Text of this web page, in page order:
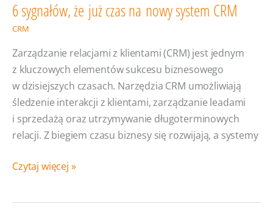
6 sygnałów, że już czas na nowy system CRM
CRM
Zarządzanie relacjami z klientami (CRM) jest jednym
z kluczowych elementów sukcesu biznesowego
w dzisiejszych czasach. Narzędzia CRM umożliwiają
śledzenie interakcji z klientami, zarządzanie leadami
i sprzedażą oraz utrzymywanie długoterminowych
relacji. Z biegiem czasu biznesy się rozwijają, a systemy
6
Czytaj więcej »